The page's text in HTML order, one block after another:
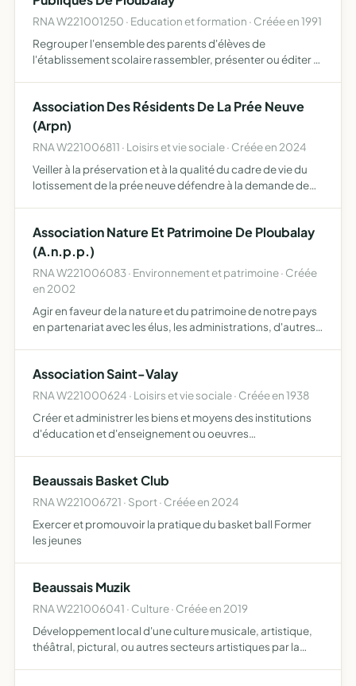
RNA W221001250 · Education et formation · Créée en 1991
Regrouper l'ensemble des parents d'élèves de
l'établissement scolaire rassembler, présenter ou éditer à
prom…
Association Des Résidents De La Prée Neuve
(Arpn)
RNA W221006811 · Loisirs et vie sociale · Créée en 2024
Veiller à la préservation et à la qualité du cadre de vie du
lotissement de la prée neuve défendre à la demande de
qu'e…
Association Nature Et Patrimoine De Ploubalay
(A.n.p.p.)
RNA W221006083 · Environnement et patrimoine · Créée
en 2002
Agir en faveur de la nature et du patrimoine de notre pays
en partenariat avec les élus, les administrations, d'autres
Association Saint-Valay
RNA W221000624 · Loisirs et vie sociale · Créée en 1938
Créer et administrer les biens et moyens des institutions
d'éducation et d'enseignement ou oeuvres
Saint-…
Beaussais Basket Club
RNA W221006721 · Sport · Créée en 2024
Exercer et promouvoir la pratique du basket ball Former
les jeunes
Beaussais Muzik
RNA W221006041 · Culture · Créée en 2019
Développement local d'une culture musicale, artistique,
théâtral, pictural, ou autres secteurs artistiques par la